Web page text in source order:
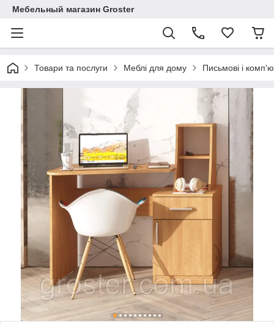
Мебельный магазин Groster
Товари та послуги Меблі для дому Письмові і